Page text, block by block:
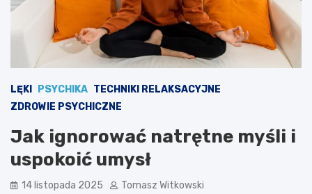
LĘKI PSYCHIKA TECHNIKI RELAKSACYJNE
ZDROWIE PSYCHICZNE
Jak ignorować natrętne myśli i
uspokoić umysł
14 listopada 2025 Tomasz Witkowski